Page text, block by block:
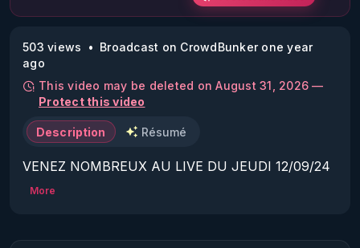
503 views
Broadcast on CrowdBunker one year
ago
This video may be deleted on August 31, 2026 —
Protect this video
Description Résumé
VENEZ NOMBREUX AU LIVE DU JEUDI 12/09/24
20H :
More